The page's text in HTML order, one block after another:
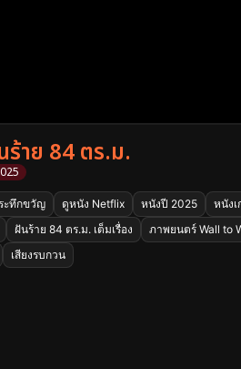
าย 84 ตร.ม.
ะทึกขวัญ ดูหนัง Netflix หนังปี 2025
หนัง
ฝันร้าย 84 ตร.ม. เต็มเรื่อง ภาพยนตร์ Wall to
เสียงรบกวน